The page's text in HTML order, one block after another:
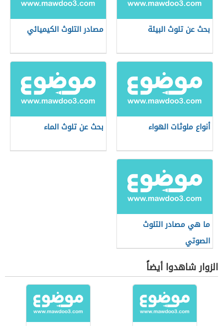
بحث عن تلوث البيئة مصادر التلوث الكيميائي
أنواع ملوثات الهواء بحث عن تلوث الماء
ما هي مصادر التلوث
الصوتي
الزوار شاهدوا أيضاً